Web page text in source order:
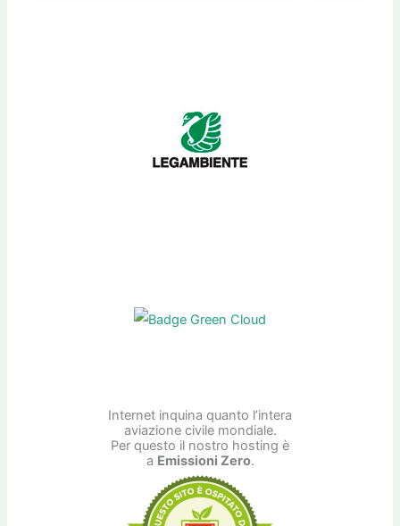
Internet inquina quanto l’intera
aviazione civile mondiale.
Per questo il nostro hosting è
a Emissioni Zero.